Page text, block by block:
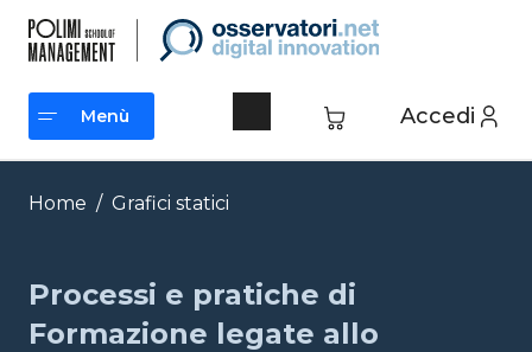
contenuto
Accedi
Menù
Menù
Home / Grafici statici
Processi e pratiche di
Formazione legate allo